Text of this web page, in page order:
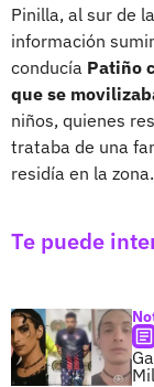
Pinilla, al sur de
información
conducía Patiño
que se
niños, quienes
trataba de una
residía en la zona.
Te puede